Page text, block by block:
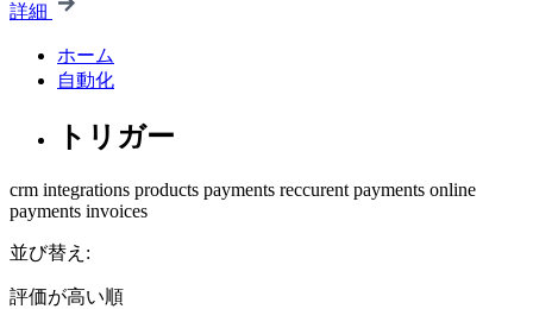
詳細
ホーム
自動化
トリガー
crm integrations products payments reccurent payments online
payments invoices
並び替え:
評価が高い順